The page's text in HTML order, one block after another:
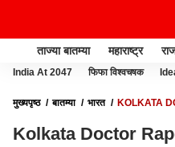
ताज्या बातम्या महाराष्ट्र
India At 2047 फिफा विश्वचषक
मुख्यपृष्ठ बातम्या भारत
KOLKATA
करणार
Kolkata Doctor